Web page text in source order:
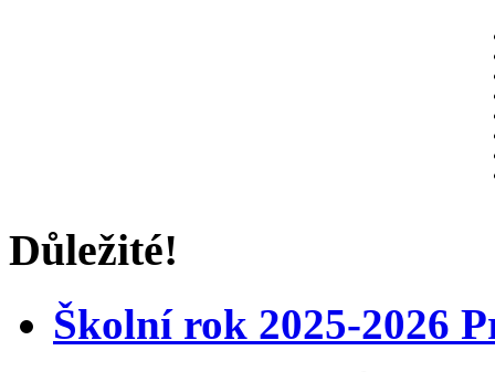
Důležité!
Školní rok 2025-2026